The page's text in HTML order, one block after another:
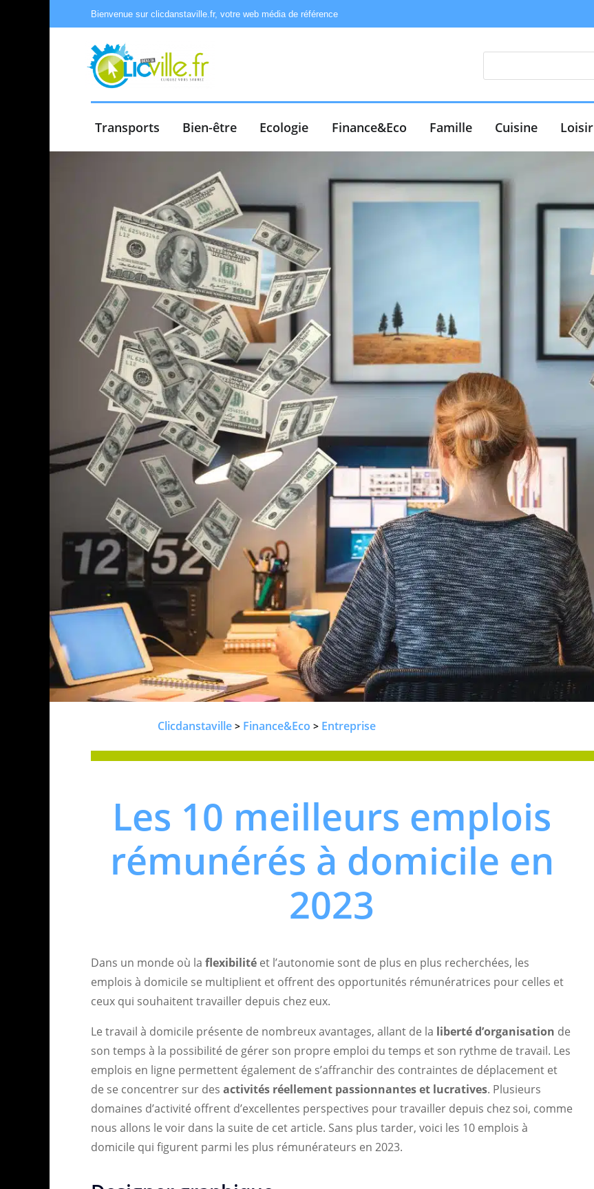
Bienvenue sur clicdanstaville.fr, votre web média de référence
Transports Bien-être Ecologie Finance&Eco Famille Cuisine Loisir
Clicdanstaville> Finance&Eco > Entreprise
Les 10 meilleurs emplois
rémunérés à domicile en
2023
Dans un monde où la flexibilité et l’autonomie sont de plus en plus recherchées, les
emplois à domicile se multiplient et offrent des opportunités rémunératrices pour celles et
ceux qui souhaitent travailler depuis chez eux.
Le travail à domicile présente de nombreux avantages, allant de la liberté d’organisation de
son temps à la possibilité de gérer son propre emploi du temps et son rythme de travail. Les
emplois en ligne permettent également de s’affranchir des contraintes de déplacement et
de se concentrer sur des activités réellement passionnantes et lucratives. Plusieurs
domaines d’activité offrent d’excellentes perspectives pour travailler depuis chez soi, comme
nous allons le voir dans la suite de cet article. Sans plus tarder, voici les 10 emplois à
domicile qui figurent parmi les plus rémunérateurs en 2023.